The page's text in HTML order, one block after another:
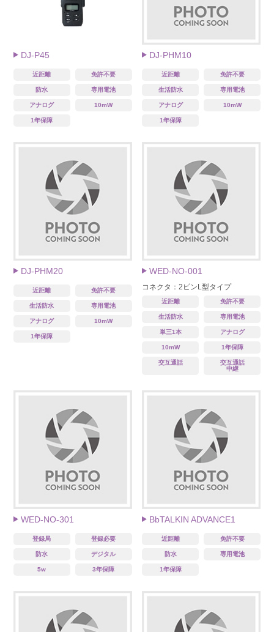
DJ-P45
近距離 免許不要
防水 専用電池
アナログ 10mW
1年保障
近距離
WED-NO-001
コネクタ：2ピンL型タイプ
近距離 免許不要
生活防水 専用電池
単三1本 アナログ
10mW 1年保障
交互通話
交互通話
中継
WED-NO-301
登録局 登録必要
防水 デジタル
5w 3年保障
BbTALKIN ADVANCE1
近距離 免許不要
防水 専用電池
1年保障